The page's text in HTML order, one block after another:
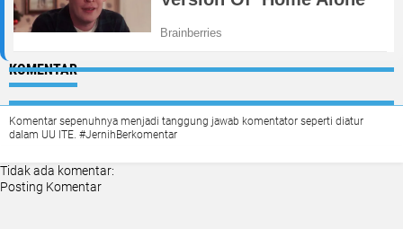
KOMENTAR
Komentar sepenuhnya menjadi tanggung jawab komentator seperti diatur
dalam UU ITE. #JernihBerkomentar
Tidak ada komentar:
Posting Komentar